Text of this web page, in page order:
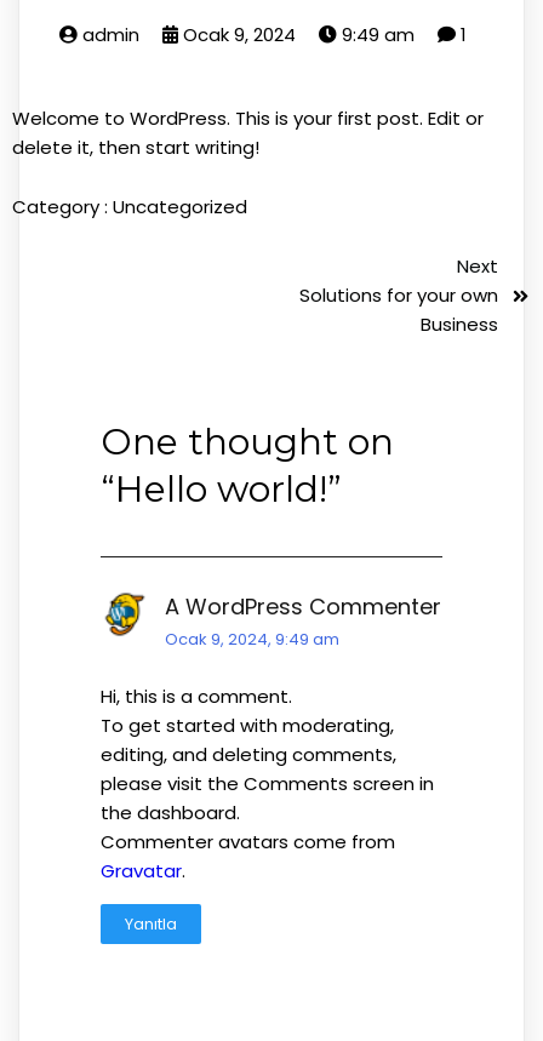
admin Ocak 9, 2024 9:49 am 1
Welcome to WordPress. This is your first post. Edit or
delete it, then start writing!
Category : Uncategorized
Next
Solutions for your own
Business
One thought on
“Hello world!”
A WordPress Commenter
Ocak 9, 2024, 9:49 am
Hi, this is a comment.
To get started with moderating,
editing, and deleting comments,
please visit the Comments screen in
the dashboard.
Commenter avatars come from
Gravatar.
Yanıtla